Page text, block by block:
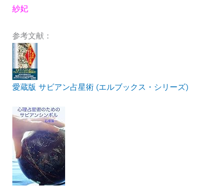
紗妃
参考文献：
愛蔵版 サビアン占星術 (エルブックス・シリーズ)